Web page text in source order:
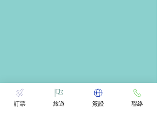
訂票 旅遊 簽證 聯絡